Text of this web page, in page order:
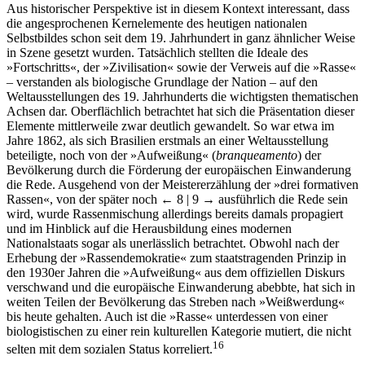
Aus historischer Perspektive ist in diesem Kontext interessant, dass
die angesprochenen Kernelemente des heutigen nationalen
Selbstbildes schon seit dem 19. Jahrhundert in ganz ähnlicher Weise
in Szene gesetzt wurden. Tatsächlich stellten die Ideale des
»Fortschritts«, der »Zivilisation« sowie der Verweis auf die »Rasse«
– verstanden als biologische Grundlage der Nation – auf den
Weltausstellungen des 19. Jahrhunderts die wichtigsten thematischen
Achsen dar. Oberflächlich betrachtet hat sich die Präsentation dieser
Elemente mittlerweile zwar deutlich gewandelt. So war etwa im
Jahre 1862, als sich Brasilien erstmals an einer Weltausstellung
beteiligte, noch von der »Aufweißung« (branqueamento) der
Bevölkerung durch die Förderung der europäischen Einwanderung
die Rede. Ausgehend von der Meistererzählung der »drei formativen
Rassen«, von der später noch ← 8 | 9 → ausführlich die Rede sein
wird, wurde Rassenmischung allerdings bereits damals propagiert
und im Hinblick auf die Herausbildung eines modernen
Nationalstaats sogar als unerlässlich betrachtet. Obwohl nach der
Erhebung der »Rassendemokratie« zum staatstragenden Prinzip in
den 1930er Jahren die »Aufweißung« aus dem offiziellen Diskurs
verschwand und die europäische Einwanderung abebbte, hat sich in
weiten Teilen der Bevölkerung das Streben nach »Weißwerdung«
bis heute gehalten. Auch ist die »Rasse« unterdessen von einer
biologistischen zu einer rein kulturellen Kategorie mutiert, die nicht
selten mit dem sozialen Status korreliert.16